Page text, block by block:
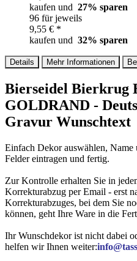
kaufen und 27% sparen
96 für jeweils
9,55 € *
kaufen und 32% sparen
Details Mehr Informationen
Bierseidel Bierkrug
GOLDRAND -
Gravur Wunschtext
Einfach Dekor auswählen, Name
Felder eintragen und fertig.
Zur Kontrolle erhalten Sie in
Korrekturabzug per Email - erst
Korrekturabzuges, bei dem Sie
können, geht Ihre Ware in die
Ihr Wunschdekor ist nicht dabei
helfen wir Ihnen weiter: